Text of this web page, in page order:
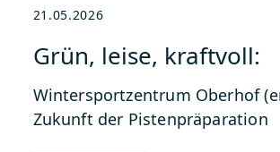
21.05.2026
Grün, leise, kraftvoll:
Wintersportzentrum Oberhof
Zukunft der Pistenpräparation